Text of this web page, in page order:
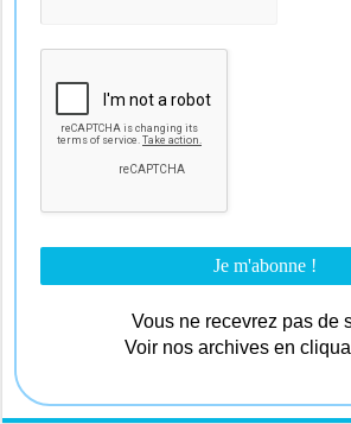
Vous ne recevrez pas de
Voir nos archives en